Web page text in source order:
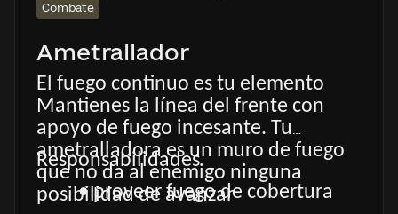
Combate
Ametrallador
El fuego continuo es tu elemento
Mantienes la línea del frente con
apoyo de fuego incesante. Tu
ametralladora es un muro de fuego
que no da al enemigo ninguna
posibilidad de avanzar
Responsabilidades
• proveer fuego de cobertura